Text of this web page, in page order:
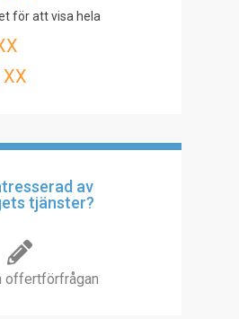
för att visa hela
av
tjänster?
offertförfrågan